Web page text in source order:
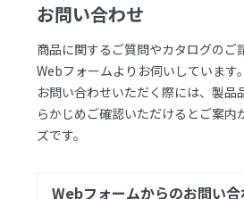
お問い合わせ
商品に関するご質問やカタログのご
Webフォームよりお伺いしています。
お問い合わせいただく際には、製品
らかじめご確認いただけるとご案内
ズです。
Webフォームからのお問い合